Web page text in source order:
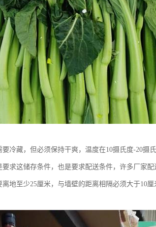
冷藏，但必须保持干爽，温度在10摄氏度-20摄
求这储存条件，也是要求配送条件，许多厂家
地至少25厘米，与墙壁的距离相隔必须大于10